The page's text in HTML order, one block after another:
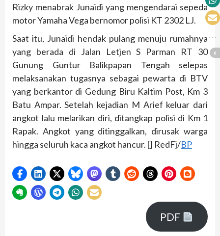
Rizky menabrak Junaidi yang mengendarai sepeda
motor Yamaha Vega bernomor polisi KT 2302 LJ.
Saat itu, Junaidi hendak pulang menuju rumahnya
yang berada di Jalan Letjen S Parman RT 30
Gunung Guntur Balikpapan Tengah selepas
melaksanakan tugasnya sebagai pewarta di BTV
yang berkantor di Gedung Biru Kaltim Post, Km 3
Batu Ampar. Setelah kejadian M Arief keluar dari
angkot lalu melarikan diri, ditangkap polisi di Km 1
Rapak. Angkot yang ditinggalkan, dirusak warga
hingga seluruh kaca angkot hancur. [] RedFj/BP
PDF